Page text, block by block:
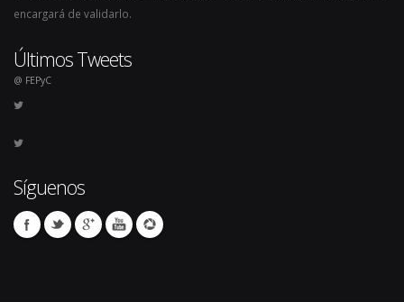
encargará de validarlo.
Últimos Tweets
@ FEPyC
Síguenos